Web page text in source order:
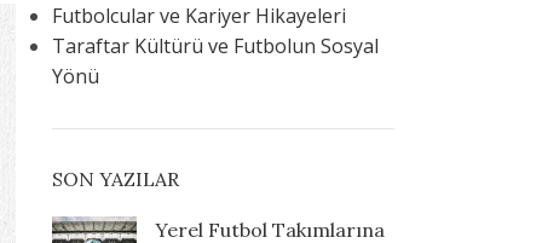
Futbolcular ve Kariyer Hikayeleri
Taraftar Kültürü ve Futbolun Sosyal
Yönü
SON YAZILAR
Yerel Futbol Takımlarına